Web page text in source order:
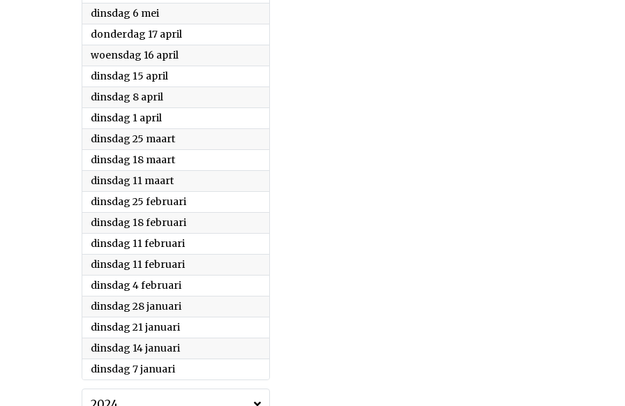
dinsdag 6 mei
donderdag 17 april
woensdag 16 april
dinsdag 15 april
dinsdag 8 april
dinsdag 1 april
dinsdag 25 maart2025
dinsdag 18 maart2025
dinsdag 11 maart2025
dinsdag 25 februari
dinsdag 18 februari
dinsdag 11 februari
dinsdag 11 februari
dinsdag 4 februari
dinsdag 28 januari
dinsdag 21 januari
dinsdag 14 januari
dinsdag 7 januari